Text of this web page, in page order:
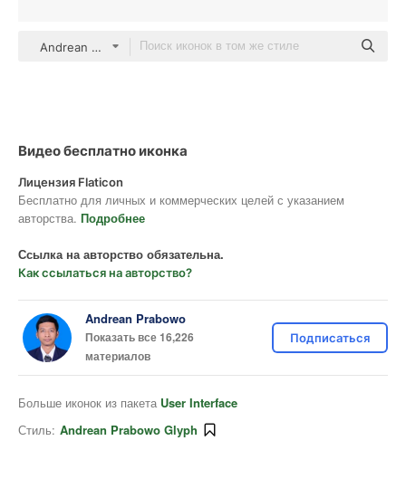
Andrean Prabowo Glyph
Видео бесплатно иконка
Лицензия Flaticon
Бесплатно для личных и коммерческих целей с указанием
авторства. Подробнее
Ссылка на авторство обязательна.
Как ссылаться на авторство?
Andrean Prabowo
Показать все 16,226
материалов
Подписаться
Больше иконок из пакета User Interface
Стиль: Andrean Prabowo Glyph